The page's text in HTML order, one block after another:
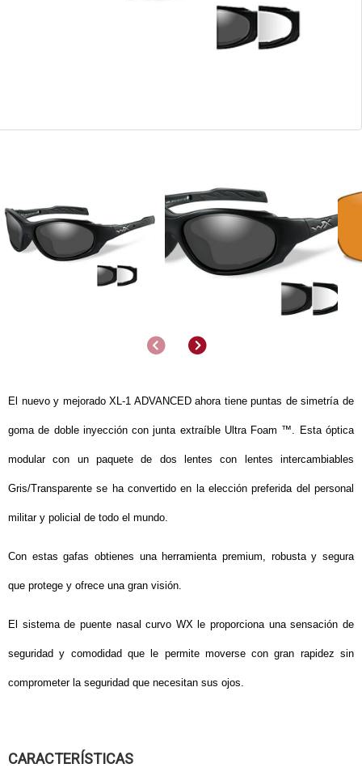
AnteriorSiguiente
El nuevo y mejorado XL-1 ADVANCED ahora tiene puntas de simetría de
goma de doble inyección con junta extraíble Ultra Foam ™. Esta óptica
modular con un paquete de dos lentes con lentes intercambiables
Gris/Transparente se ha convertido en la elección preferida del personal
militar y policial de todo el mundo.
Con estas gafas obtienes una herramienta premium, robusta y segura
que protege y ofrece una gran visión.
El sistema de puente nasal curvo WX le proporciona una sensación de
seguridad y comodidad que le permite moverse con gran rapidez sin
comprometer la seguridad que necesitan sus ojos.
CARACTERÍSTICAS